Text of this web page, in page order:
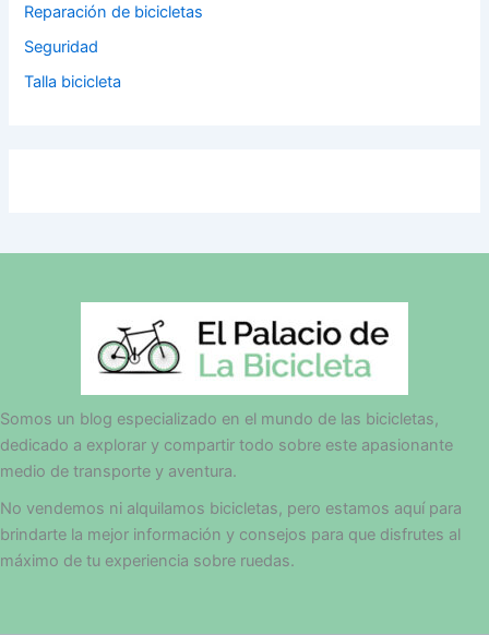
Reparación de bicicletas
Seguridad
Talla bicicleta
Somos un blog especializado en el mundo de las bicicletas,
dedicado a explorar y compartir todo sobre este apasionante
medio de transporte y aventura.
No vendemos ni alquilamos bicicletas, pero estamos aquí para
brindarte la mejor información y consejos para que disfrutes al
máximo de tu experiencia sobre ruedas.